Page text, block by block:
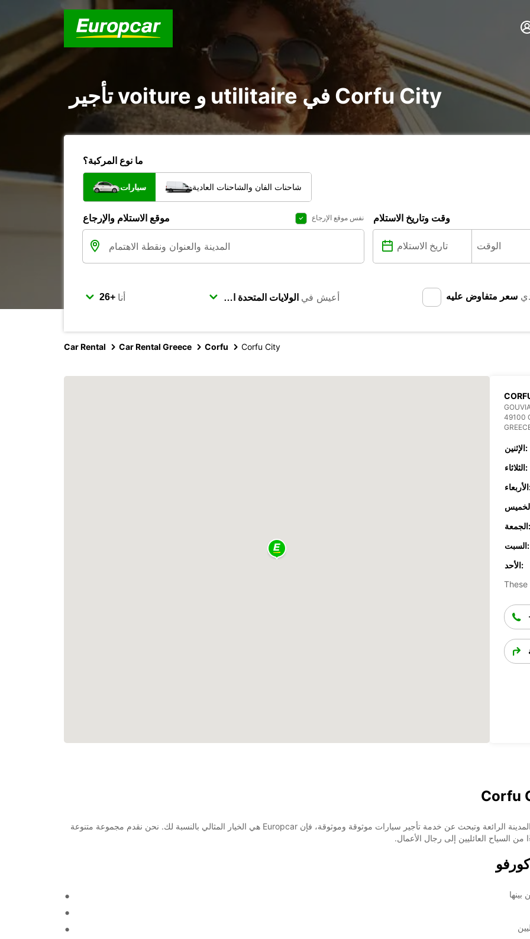
تأجير voiture و utilitaire في Corfu City
ما نوع المركبة؟
سيارات شاحنات الفان والشاحنات العادية
موقع الاستلام والإرجاع نفس موقع الإرجاع وقت وتاريخ الاستلام
أنا أعيش في سعر متفاوض عليه
Car Rental Car Rental Greece Corfu Corfu City
49100
الإثنين:
الثلاثاء:
الجمعة:
السبت:
الأحد:
مرحبًا بك في مدينة كورفو! إذا كنت تخطط للقدوم إلى هذه المدينة الرائعة وتبحث عن خدمة تأجير سيارات موثوقة وموثوقة، فإن Europcar هي الخيار المثالي بالنسبة لك. نحن نقدم مجموعة متنوعة
السياح العائليين إلى رجال الأعمال.